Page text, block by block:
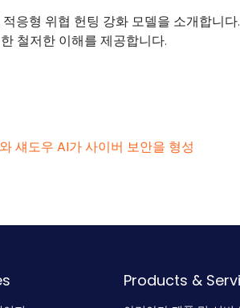
응형 위협 헌팅 강화 모델을 소개합니
철저한 이해를 제공합니다.
섀도우 AI가 사이버 보안을 형성
Products &